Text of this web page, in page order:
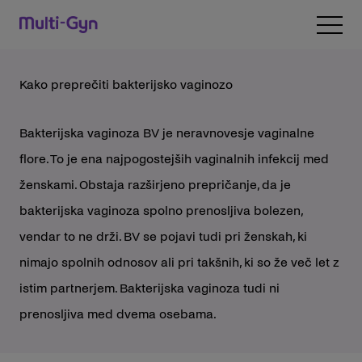
Kako preprečiti bakterijsko vaginozo
Bakterijska vaginoza BV je neravnovesje vaginalne
flore. To je ena najpogostejših vaginalnih infekcij med
ženskami. Obstaja razširjeno prepričanje, da je
bakterijska vaginoza spolno prenosljiva bolezen,
vendar to ne drži. BV se pojavi tudi pri ženskah, ki
nimajo spolnih odnosov ali pri takšnih, ki so že več let z
istim partnerjem. Bakterijska vaginoza tudi ni
prenosljiva med dvema osebama.